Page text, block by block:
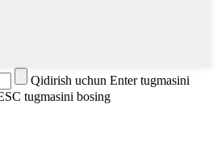
Qidirish uchun Enter tugmasini
tugmasini bosing